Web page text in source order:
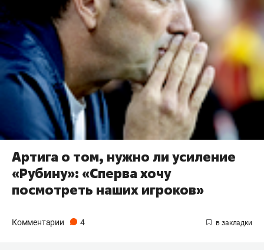
Артига о том, нужно ли усиление
«Рубину»: «Сперва хочу
посмотреть наших игроков»
Комментарии 4